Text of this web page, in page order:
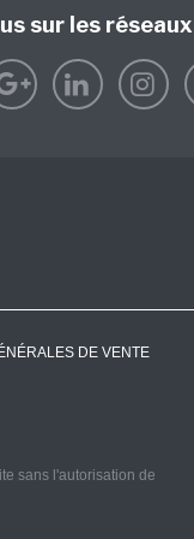
sur les réseaux
DE VENTE
sans l'autorisation de